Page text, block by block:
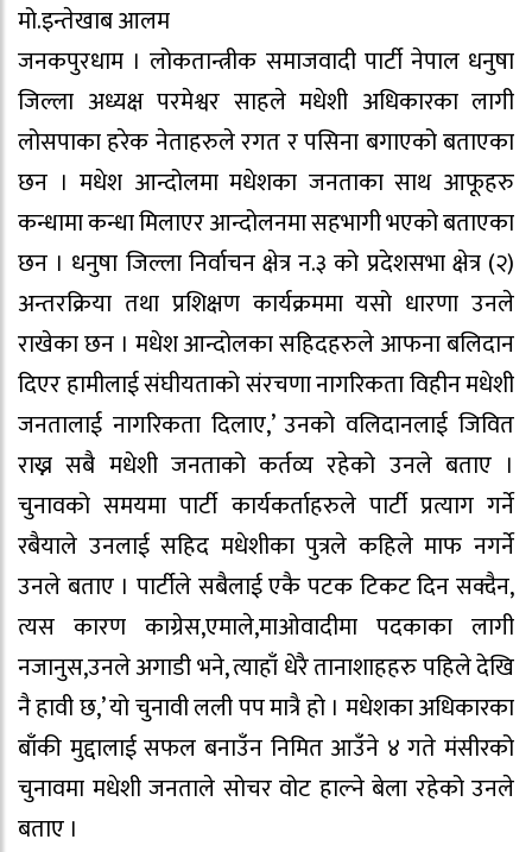
मो.इन्तेखाब आलम
जनकपुरधाम । लोकतान्त्रीक समाजवादी पार्टी नेपाल धनुषा
जिल्ला अध्यक्ष परमेश्वर साहले मधेशी अधिकारका लागी
लोसपाका हरेक नेताहरुले रगत र पसिना बगाएको बताएका
छन । मधेश आन्दोलमा मधेशका जनताका साथ आफूहरु
कन्धामा कन्धा मिलाएर आन्दोलनमा सहभागी भएको बताएका
छन । धनुषा जिल्ला निर्वाचन क्षेत्र न.३ को प्रदेशसभा क्षेत्र (२)
अन्तरक्रिया तथा प्रशिक्षण कार्यक्रममा यसो धारणा उनले
राखेका छन । मधेश आन्दोलका सहिदहरुले आफना बलिदान
दिएर हामीलाई संघीयताको संरचणा नागरिकता विहीन मधेशी
जनतालाई नागरिकता दिलाए,’ उनको वलिदानलाई जिवित
राख्न सबै मधेशी जनताको कर्तव्य रहेको उनले बताए ।
चुनावको समयमा पार्टी कार्यकर्ताहरुले पार्टी प्रत्याग गर्ने
रबैयाले उनलाई सहिद मधेशीका पुत्रले कहिले माफ नगर्ने
उनले बताए । पार्टीले सबैलाई एकै पटक टिकट दिन सक्दैन,
त्यस कारण काग्रेस,एमाले,माओवादीमा पदकाका लागी
नजानुस,उनले अगाडी भने, त्याहाँ धेरै तानाशाहहरु पहिले देखि
नै हावी छ,’ यो चुनावी लली पप मात्रै हो । मधेशका अधिकारका
बाँकी मुद्दालाई सफल बनाउँन निमित आउँने ४ गते मंसीरको
चुनावमा मधेशी जनताले सोचर वोट हाल्ने बेला रहेको उनले
बताए ।